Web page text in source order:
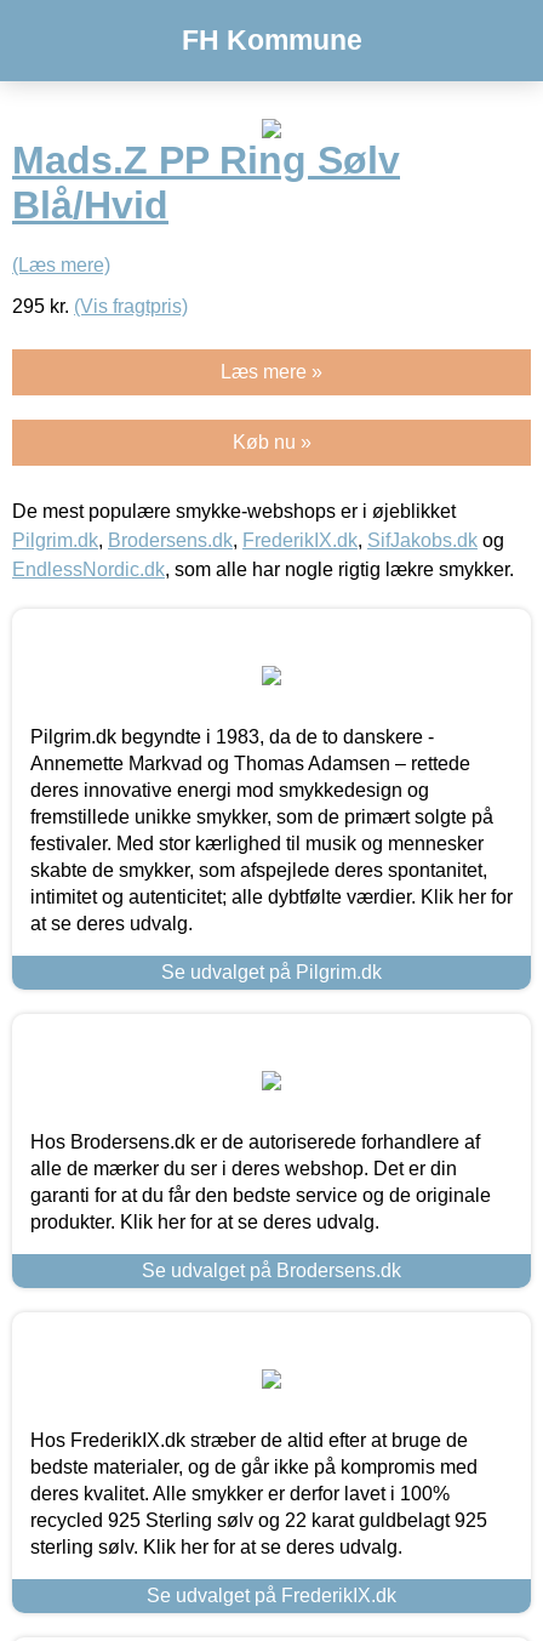
FH Kommune
Mads.Z PP Ring Sølv
Blå/Hvid
(Læs mere)
295 kr. (Vis fragtpris)
Læs mere »
Køb nu »
De mest populære smykke-webshops er i øjeblikket
Pilgrim.dk, Brodersens.dk, FrederikIX.dk, SifJakobs.dk og
EndlessNordic.dk, som alle har nogle rigtig lækre smykker.
Pilgrim.dk begyndte i 1983, da de to danskere -
Annemette Markvad og Thomas Adamsen – rettede
deres innovative energi mod smykkedesign og
fremstillede unikke smykker, som de primært solgte på
festivaler. Med stor kærlighed til musik og mennesker
skabte de smykker, som afspejlede deres spontanitet,
intimitet og autenticitet; alle dybtfølte værdier. Klik her for
at se deres udvalg.
Se udvalget på Pilgrim.dk
Hos Brodersens.dk er de autoriserede forhandlere af
alle de mærker du ser i deres webshop. Det er din
garanti for at du får den bedste service og de originale
produkter. Klik her for at se deres udvalg.
Se udvalget på Brodersens.dk
Hos FrederikIX.dk stræber de altid efter at bruge de
bedste materialer, og de går ikke på kompromis med
deres kvalitet. Alle smykker er derfor lavet i 100%
recycled 925 Sterling sølv og 22 karat guldbelagt 925
sterling sølv. Klik her for at se deres udvalg.
Se udvalget på FrederikIX.dk